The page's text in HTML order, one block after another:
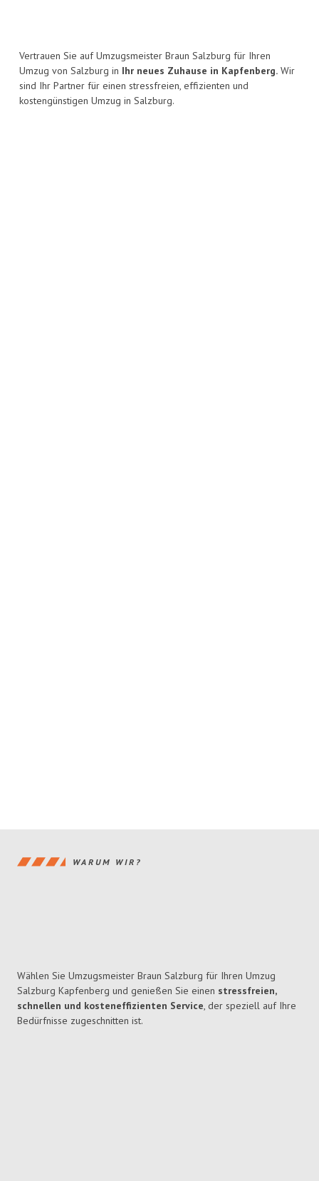
Vertrauen Sie auf Umzugsmeister Braun Salzburg für Ihren
Umzug von Salzburg in Ihr neues Zuhause in Kapfenberg. Wir
sind Ihr Partner für einen stressfreien, effizienten und
kostengünstigen Umzug in Salzburg.
WARUM WIR?
Wählen Sie Umzugsmeister Braun Salzburg für Ihren Umzug
Salzburg Kapfenberg und genießen Sie einen stressfreien,
schnellen und kosteneffizienten Service, der speziell auf Ihre
Bedürfnisse zugeschnitten ist.